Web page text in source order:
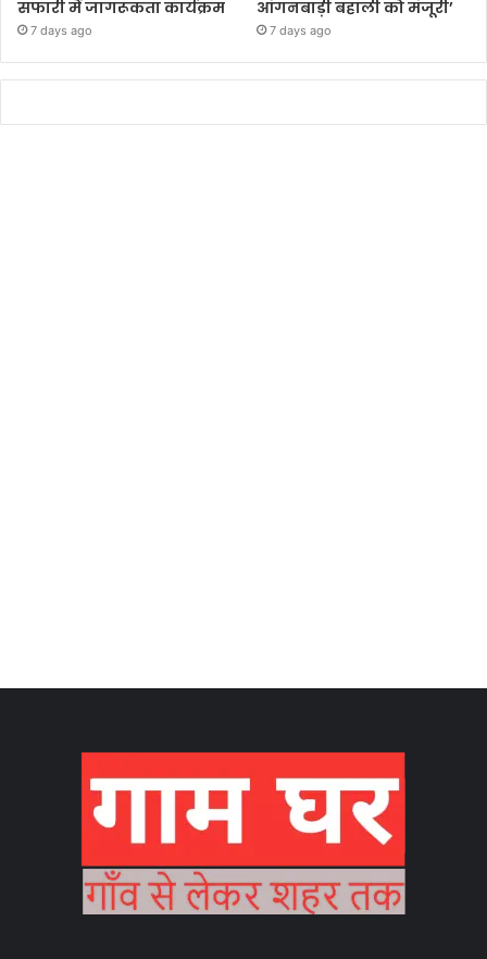
सफारी में जागरूकता कार्यक्रम
7 days ago
आंगनबाड़ी बहाली को मंजूरी’
7 days ago